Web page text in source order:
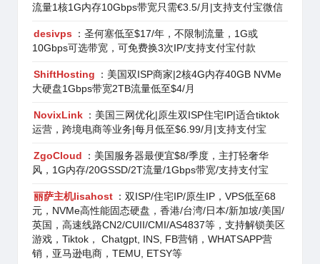
流量1核1G内存10Gbps带宽只需€3.5/月|支持支付宝微信
desivps
：圣何塞低至$17/年，不限制流量，1G或
10Gbps可选带宽，可免费换3次IP/支持支付宝付款
ShiftHosting
：美国双ISP商家|2核4G内存40GB NVMe
大硬盘1Gbps带宽2TB流量低至$4/月
NovixLink ：美国三网优化|原生双ISP住宅IP|适合tiktok
运营，跨境电商等业务|每月低至$6.99/月|支持支付宝
ZgoCloud
：美国服务器最便宜$8/季度，主打轻奢华
风，1G内存/20GSSD/2T流量/1Gbps带宽/支持支付宝
丽萨主机lisahost ：双ISP/住宅IP/原生IP，VPS低至68
元，NVMe高性能固态硬盘，香港/台湾/日本/新加坡/美国/
英国，高速线路CN2/CUII/CMI/AS4837等，支持解锁美区
游戏，Tiktok， Chatgpt, INS, FB营销，WHATSAPP营
销，亚马逊电商，TEMU, ETSY等